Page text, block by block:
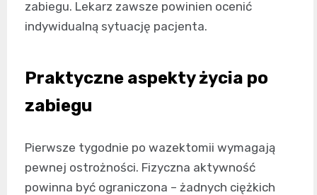
zabiegu. Lekarz zawsze powinien ocenić
indywidualną sytuację pacjenta.
Praktyczne aspekty życia po
zabiegu
Pierwsze tygodnie po wazektomii wymagają
pewnej ostrożności. Fizyczna aktywność
powinna być ograniczona – żadnych ciężkich